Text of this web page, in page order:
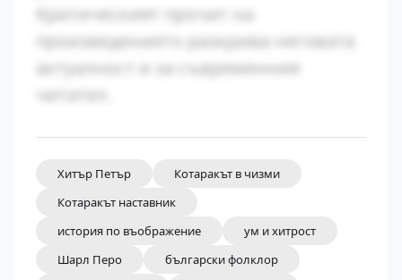
Критическият прочит на
произведението разкрива неговата
актуалност и за съвременния
читател.
Хитър Петър
Котаракът в чизми
Котаракът наставник
история по въображение
ум и хитрост
Шарл Перо
български фолклор